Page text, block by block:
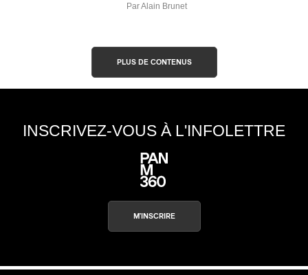
Par Alain Brunet
PLUS DE CONTENUS
INSCRIVEZ-VOUS À L'INFOLETTRE
M'INSCRIRE